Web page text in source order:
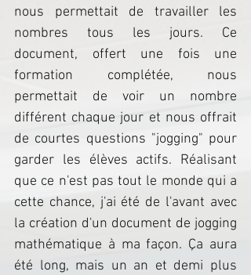
nous permettait de travailler les
nombres tous les jours. Ce
document, offert une fois une
formation complétée, nous
permettait de voir un nombre
différent chaque jour et nous offrait
de courtes questions "jogging" pour
garder les élèves actifs. Réalisant
que ce n'est pas tout le monde qui a
cette chance, j'ai été de l'avant avec
la création d'un document de jogging
mathématique à ma façon. Ça aura
été long, mais un an et demi plus